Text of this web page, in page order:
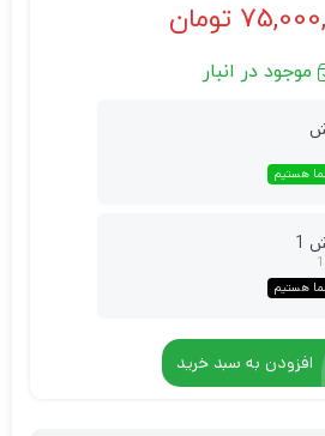
تومان
موجود در انبار
هستیم
1
هستیم
افزودن به سبد خرید